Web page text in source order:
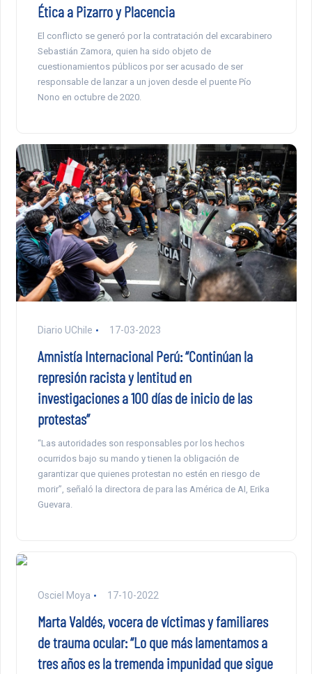
Ética a Pizarro y Placencia
El conflicto se generó por la contratación del excarabinero
Sebastián Zamora, quien ha sido objeto de
cuestionamientos públicos por ser acusado de ser
responsable de lanzar a un joven desde el puente Pío
Nono en octubre de 2020.
Diario UChile 17-03-2023
Amnistía Internacional Perú: “Continúan la
represión racista y lentitud en
investigaciones a 100 días de inicio de las
protestas”
“Las autoridades son responsables por los hechos
ocurridos bajo su mando y tienen la obligación de
garantizar que quienes protestan no estén en riesgo de
morir”, señaló la directora de para las América de AI, Erika
Guevara.
Osciel Moya 17-10-2022
Marta Valdés, vocera de víctimas y familiares
de trauma ocular: “Lo que más lamentamos a
tres años es la tremenda impunidad que sigue